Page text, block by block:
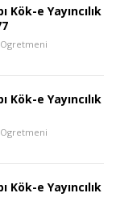
Kök-e Yayıncılık
Kök-e Yayıncılık
Kök-e Yayıncılık